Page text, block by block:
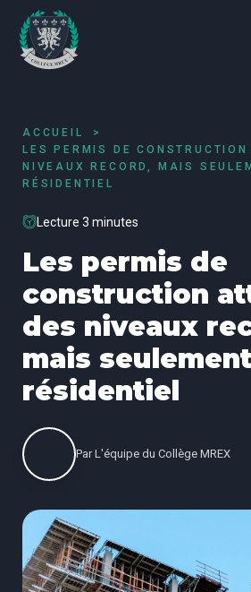
ACCUEIL
LES PERMIS DE CONSTRUCTION
NIVEAUX RECORD, MAIS
RÉSIDENTIEL
Lecture 3 minutes
Les permis de
construction
des niveaux
mais
résidentiel
Par L'équipe du Collège MREX